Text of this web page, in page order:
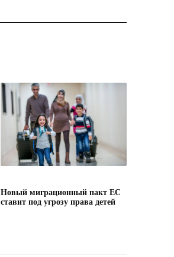
Новый миграционный пакт ЕС
ставит под угрозу права детей